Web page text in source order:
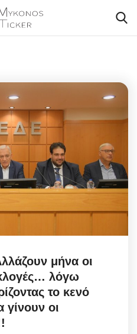
μήνα οι
λόγω
το κενό
γίνουν οι